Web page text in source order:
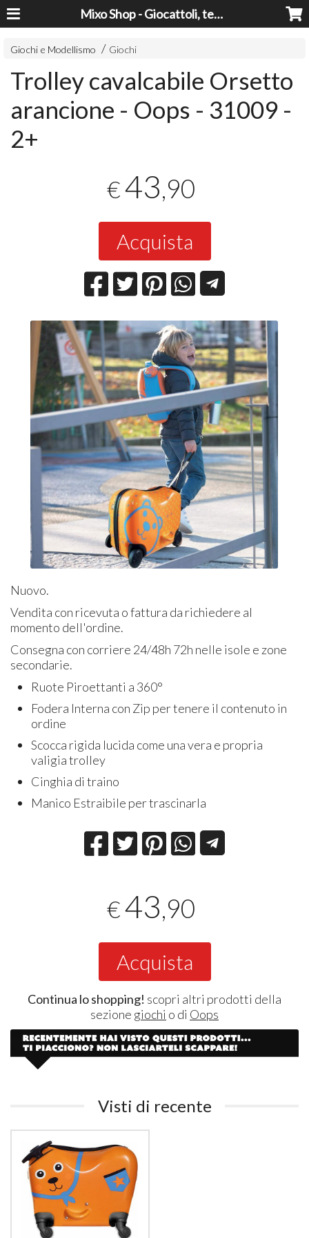
Mixo Shop - Giocattoli, tecnologia, casa e giardino a prezzi super!
Giochi e Modellismo Giochi
Trolley cavalcabile Orsetto
arancione - Oops - 31009 -
2+
€43,90
Acquista
Nuovo.
Vendita con ricevuta o fattura da richiedere al
momento dell'ordine.
Consegna con corriere 24/48h 72h nelle isole e zone
secondarie.
Ruote Piroettanti a 360°
Fodera Interna con Zip per tenere il contenuto in
ordine
Scocca rigida lucida come una vera e propria
valigia trolley
Cinghia di traino
Manico Estraibile per trascinarla
€43,90
Acquista
Continua lo shopping! scopri altri prodotti della
sezione giochi o di Oops
Visti di recente